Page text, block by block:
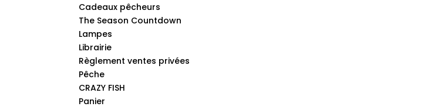
Cadeaux pêcheurs
The Season Countdown
Lampes
Librairie
Règlement ventes privées
Pêche
CRAZY FISH
Panier